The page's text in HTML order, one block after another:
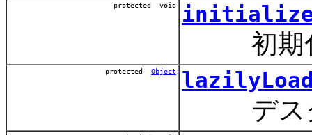
protected void
初期化
protected Object
デスク